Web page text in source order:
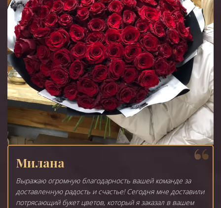
Милана
Выражаю огромную благодарность вашей команде за
доставленную радость и счастье! Сегодня мне доставили
потрясающий букет цветов, который я заказал в вашем